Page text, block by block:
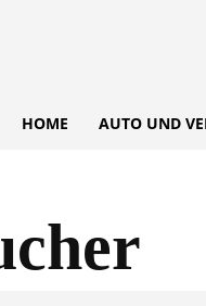
HOME AUTO UND